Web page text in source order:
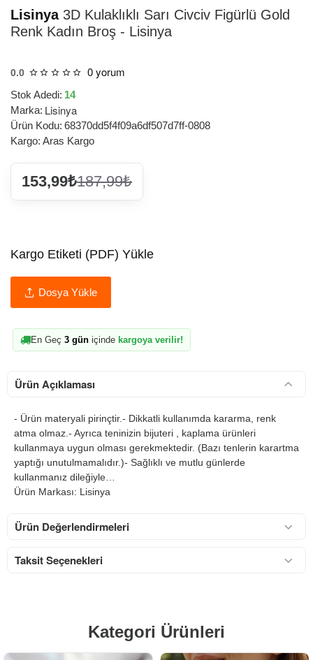
Lisinya3D Kulaklıklı Sarı Civciv Figürlü Gold
Renk Kadın Broş - Lisinya
0.0 0 yorum
Stok Adedi: 14
Marka: Lisinya
Ürün Kodu: 68370dd5f4f09a6df507d7ff-0808
Kargo: Aras Kargo
153,99₺187,99₺
Kargo Etiketi (PDF) Yükle
Dosya Yükle
En Geç 3 gün içinde kargoya verilir!
Ürün Açıklaması
- Ürün materyali pirinçtir.- Dikkatli kullanımda kararma, renk
atma olmaz.- Ayrıca teninizin bijuteri , kaplama ürünleri
kullanmaya uygun olması gerekmektedir. (Bazı tenlerin karartma
yaptığı unutulmamalıdır.)- Sağlıklı ve mutlu günlerde
kullanmanız dileğiyle…
Ürün Markası: Lisinya
Ürün Değerlendirmeleri
Taksit Seçenekleri
Kategori Ürünleri